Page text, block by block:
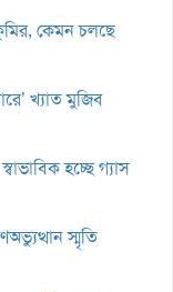
কেমন চলছে
খ্যাত মুজিব
হচ্ছে গ্যাস
স্মৃতি